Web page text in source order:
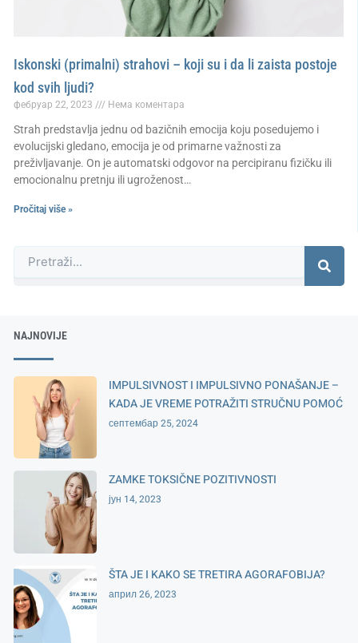
Iskonski (primalni) strahovi – koji su i da li zaista postoje
kod svih ljudi?
фебруар 22, 2023 Нема коментара
Strah predstavlja jednu od bazičnih emocija koju posedujemo i
evolucijski gledano, emocija je od primarne važnosti za
preživljavanje. On je automatski odgovor na percipiranu fizičku ili
emocionalnu pretnju ili ugroženost…
Pročitaj više »
NAJNOVIJE
IMPULSIVNOST I IMPULSIVNO PONAŠANJE –
KADA JE VREME POTRAŽITI STRUČNU POMOĆ
септембар 25, 2024
ZAMKE TOKSIČNE POZITIVNOSTI
јун 14, 2023
ŠTA JE I KAKO SE TRETIRA AGORAFOBIJA?
април 26, 2023